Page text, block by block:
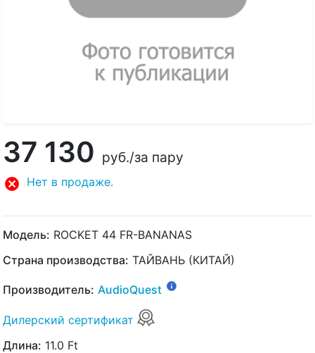
37 130 руб./за пару
Нет в продаже.
Модель: ROCKET 44 FR-BANANAS
Страна производства: ТАЙВАНЬ (КИТАЙ)
Производитель: AudioQuest
Дилерский сертификат
Длина: 11.0 Ft